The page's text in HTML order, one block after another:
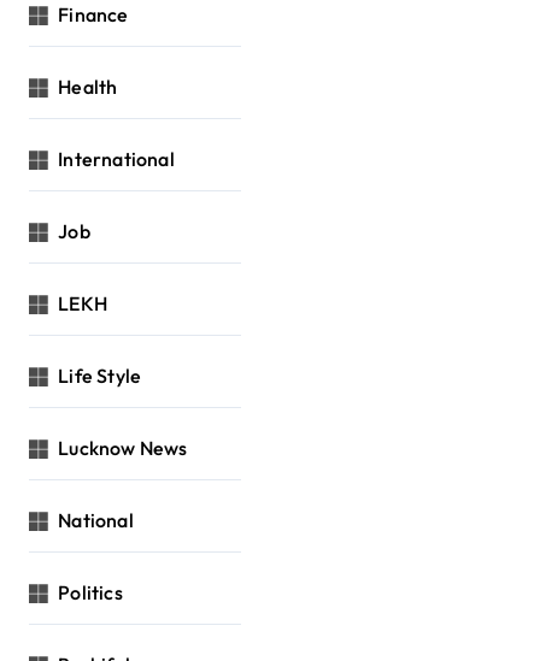
Finance
Health
International
Job
LEKH
Life Style
Lucknow News
National
Politics